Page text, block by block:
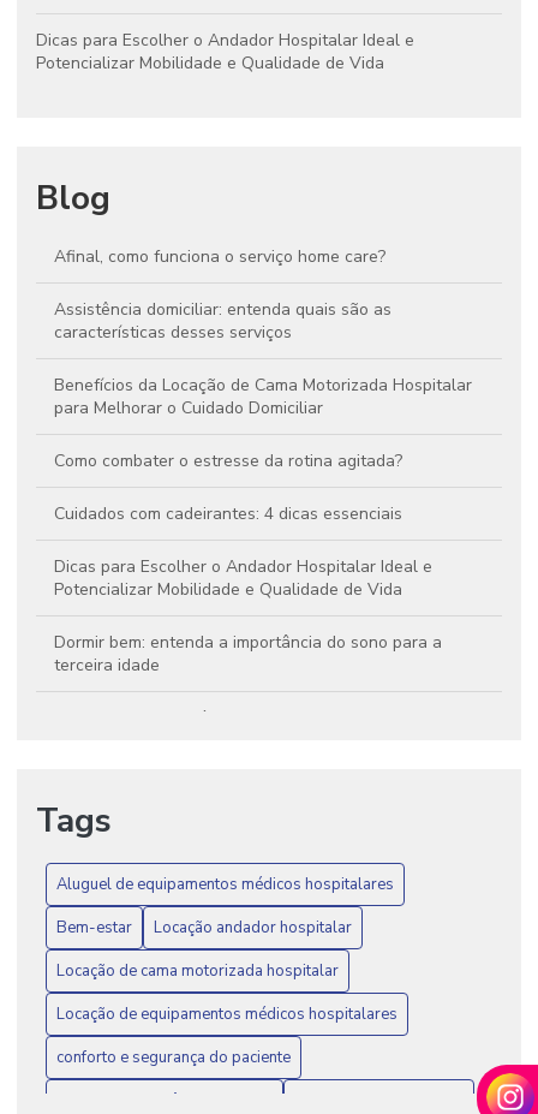
Dicas para Escolher o Andador Hospitalar Ideal e
Potencializar Mobilidade e Qualidade de Vida
Blog
Afinal, como funciona o serviço home care?
Assistência domiciliar: entenda quais são as
características desses serviços
Benefícios da Locação de Cama Motorizada Hospitalar
para Melhorar o Cuidado Domiciliar
Como combater o estresse da rotina agitada?
Cuidados com cadeirantes: 4 dicas essenciais
Dicas para Escolher o Andador Hospitalar Ideal e
Potencializar Mobilidade e Qualidade de Vida
Dormir bem: entenda a importância do sono para a
terceira idade
Envelhecer com saúde: 4 formas de ter mais qualidade de
Assegurar Segurança e Conforto na Mobilidade
Locação de Equipamentos Médicos Hospitalares: Melhore
a Recuperação e Qualidade do Cuidado aos Pacientes
Poltrona para pós operatório: como funciona e quando é
indicada
Poltrona pós cirúrgica: o que é, para que serve e quando
usar
Saiba como viver mais e melhor com essas 6 dicas
Tags
Aluguel de equipamentos médicos hospitalares
Bem-estar
Locação andador hospitalar
Locação de cama motorizada hospitalar
Locação de equipamentos médicos hospitalares
conforto e segurança do paciente
guincho transferência de idoso